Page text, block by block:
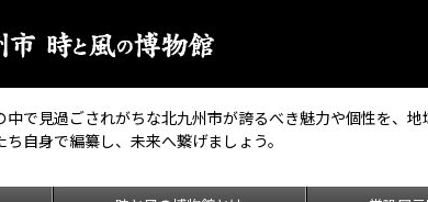
中で見過ごされがちな北九州市が誇るべき魅力や個性を、地
ち自身で編纂し、未来へ繋げましょう。